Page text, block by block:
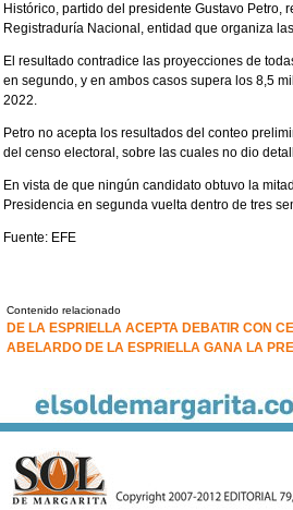
Histórico, partido del presidente Gustavo
Registraduría Nacional, entidad que organiza
El resultado contradice las proyecciones de
en segundo, y en ambos casos supera los 8,5
2022.
Petro no acepta los resultados del conteo
del censo electoral, sobre las cuales no dio
En vista de que ningún candidato obtuvo la
Presidencia en segunda vuelta dentro de tres
Fuente: EFE
Contenido relacionado
DE LA ESPRIELLA ACEPTA DEBATIR CON
ABELARDO DE LA ESPRIELLA GANA LA